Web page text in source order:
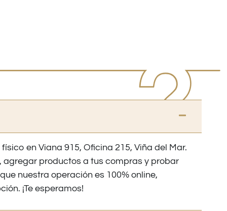
en Viana 915, Oficina 215, Viña del Mar.
agregar productos a tus compras y probar
nuestra operación es 100% online,
¡Te esperamos!